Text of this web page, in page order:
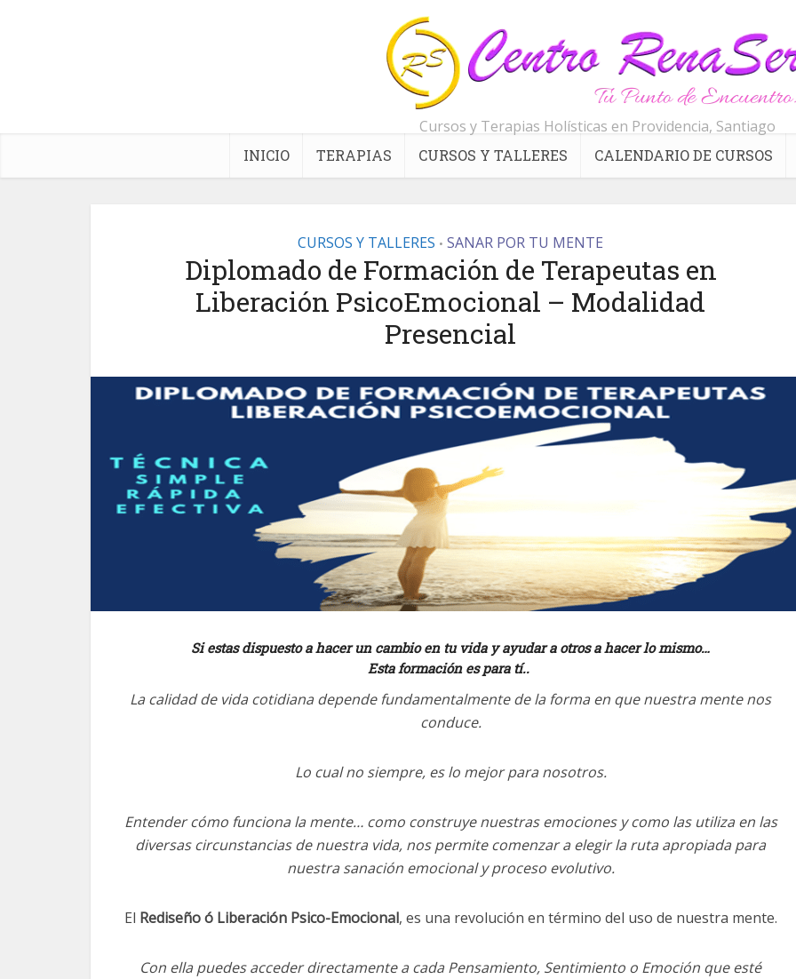
Cursos y Terapias Holísticas en Providencia, Santiago
INICIO TERAPIAS CURSOS Y TALLERES CALENDARIO DE CURSOS
CURSOS Y TALLERES • SANAR POR TU MENTE
Diplomado de Formación de Terapeutas en
Liberación PsicoEmocional – Modalidad
Presencial
Si estas dispuesto a hacer un cambio en tu vida y ayudar a otros a hacer lo mismo…
Esta formación es para tí..
La calidad de vida cotidiana depende fundamentalmente de la forma en que nuestra mente nos
conduce.
Lo cual no siempre, es lo mejor para nosotros.
Entender cómo funciona la mente… como construye nuestras emociones y como las utiliza en las
diversas circunstancias de nuestra vida, nos permite comenzar a elegir la ruta apropiada para
nuestra sanación emocional y proceso evolutivo.
El Rediseño ó Liberación Psico-Emocional, es una revolución en término del uso de nuestra mente.
Con ella puedes acceder directamente a cada Pensamiento, Sentimiento o Emoción que esté